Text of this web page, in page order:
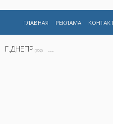
ГЛАВНАЯ РЕКЛАМА
Г.ДНЕПР (362) ...